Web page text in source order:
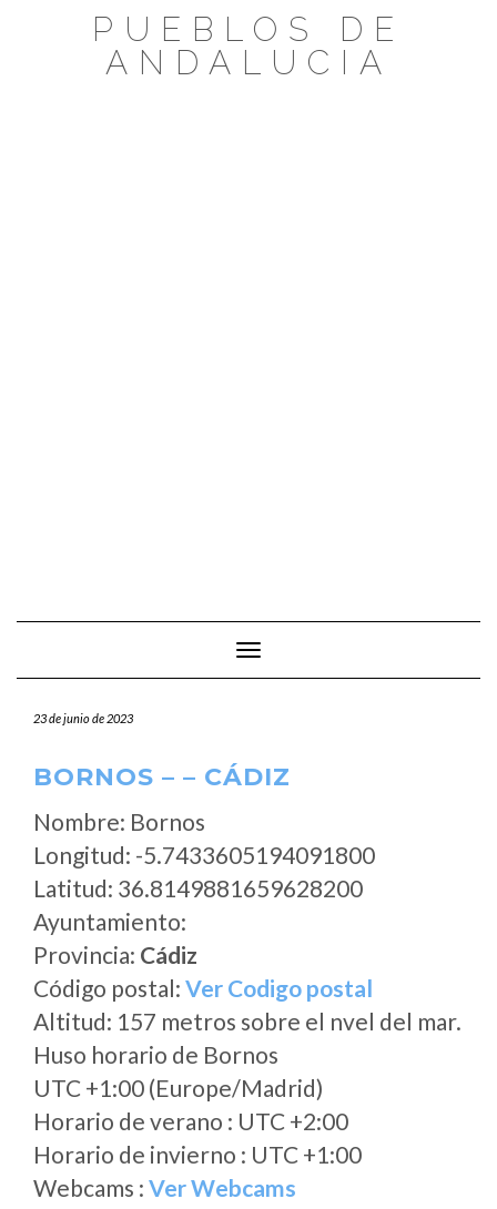
PUEBLOS DE
ANDALUCIA
Cambiar modo de navegación
23 de junio de 2023
BORNOS – – CÁDIZ
Nombre: Bornos
Longitud: -5.7433605194091800
Latitud: 36.8149881659628200
Ayuntamiento:
Provincia: Cádiz
Código postal: Ver Codigo postal
Altitud: 157 metros sobre el nvel del mar.
Huso horario de Bornos
UTC +1:00 (Europe/Madrid)
Horario de verano : UTC +2:00
Horario de invierno : UTC +1:00
Webcams : Ver Webcams